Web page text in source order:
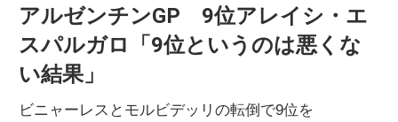
アルゼンチンGP 9位アレイシ・エ
スパルガロ「9位というのは悪くな
い結果」
ビニャーレスとモルビデッリの転倒で9位を